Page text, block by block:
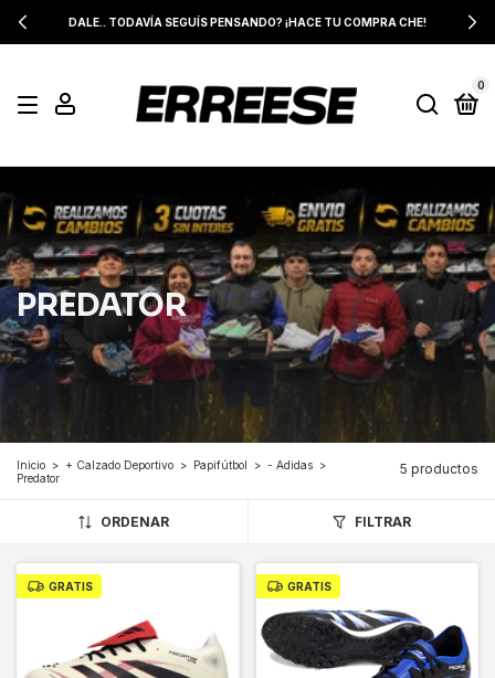
DALE.. TODAVÍA SEGUÍS PENSANDO? ¡HACE TU COMPRA CHE!
0
PREDATOR
Inicio > + Calzado Deportivo > Papifútbol > - Adidas >
Predator
5 productos
ORDENAR FILTRAR
GRATIS GRATIS